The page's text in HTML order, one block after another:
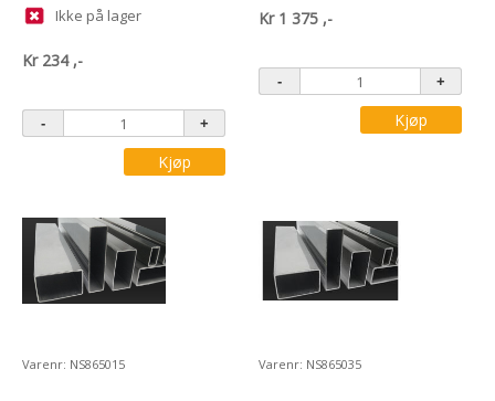
Ikke på lager
Kr 234 ,-
Kjøp
Kr 1 375 ,-
Kjøp
Varenr: NS865015 Varenr: NS865035